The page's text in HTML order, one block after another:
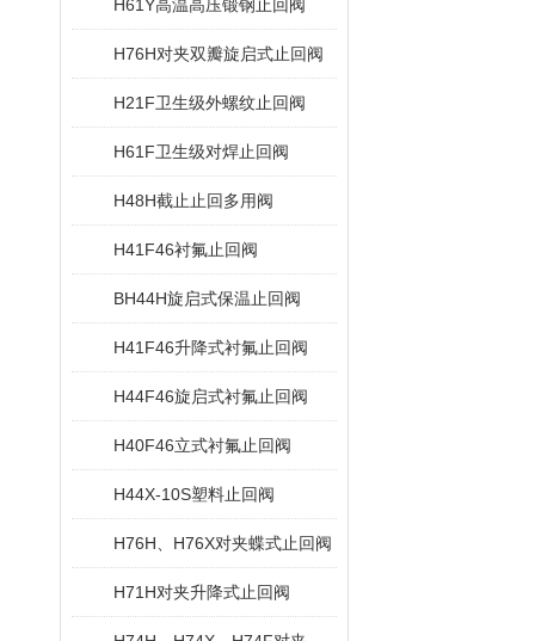
H61Y高温高压锻钢止回阀
H76H对夹双瓣旋启式止回阀
H21F卫生级外螺纹止回阀
H61F卫生级对焊止回阀
H48H截止止回多用阀
H41F46衬氟止回阀
BH44H旋启式保温止回阀
H41F46升降式衬氟止回阀
H44F46旋启式衬氟止回阀
H40F46立式衬氟止回阀
H44X-10S塑料止回阀
H76H、H76X对夹蝶式止回阀
H71H对夹升降式止回阀